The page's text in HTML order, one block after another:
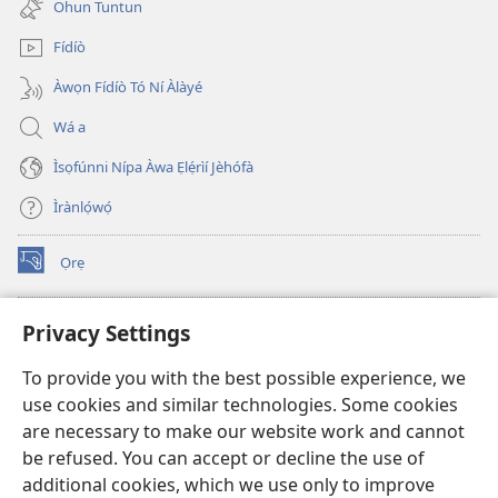
Privacy Settings
To provide you with the best possible experience, we
use cookies and similar technologies. Some cookies
are necessary to make our website work and cannot
be refused. You can accept or decline the use of
additional cookies, which we use only to improve
window)
Ohun Tuntun
Fídíò
Àwọn Fídíò Tó Ní Àlàyé
Wá a
Ìsọfúnni Nípa Àwa Ẹlẹ́rìí Jèhófà
Ìrànlọ́wọ́
Ọrẹ
(opens
new
ÀKÁ ÌWÉ ORÍ ÍŃTÁNẸ́Ẹ̀TÌ TI Watchtower™
(opens
window)JW Hub
(opens
new
window)JW Library
Watchtower Library ®